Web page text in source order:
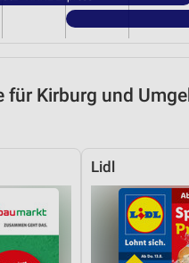
für Kirburg und
Lidl